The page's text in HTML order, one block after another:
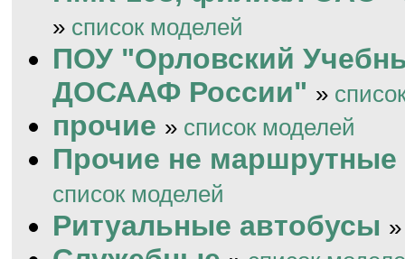
» список моделей
ПОУ "Орловский
ДОСААФ России" »
прочие » список моделей
Прочие не маршрутные
список моделей
Ритуальные автобусы